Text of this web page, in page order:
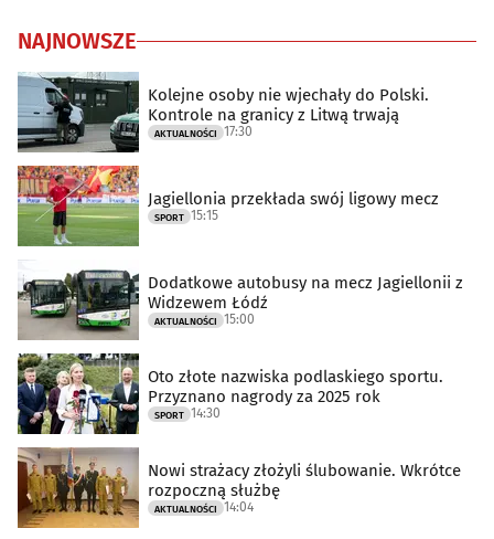
NAJNOWSZE
Kolejne osoby nie wjechały do Polski.
Kontrole na granicy z Litwą trwają
AKTUALNOŚCI 17:30
Jagiellonia przekłada swój ligowy mecz
SPORT 15:15
Dodatkowe autobusy na mecz Jagiellonii z
Widzewem Łódź
AKTUALNOŚCI 15:00
Oto złote nazwiska podlaskiego sportu.
Przyznano nagrody za 2025 rok
SPORT 14:30
Nowi strażacy złożyli ślubowanie. Wkrótce
rozpoczną służbę
AKTUALNOŚCI 14:04